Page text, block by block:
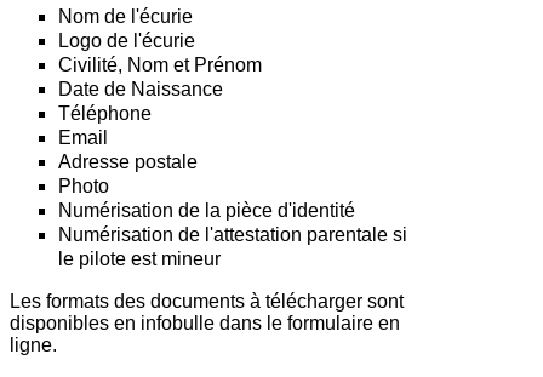
Nom de l'écurie
Logo de l'écurie
Civilité, Nom et Prénom
Date de Naissance
Téléphone
Email
Adresse postale
Photo
Numérisation de la pièce d'identité
Numérisation de l'attestation parentale si
le pilote est mineur
Les formats des documents à télécharger sont
disponibles en infobulle dans le formulaire en
ligne.